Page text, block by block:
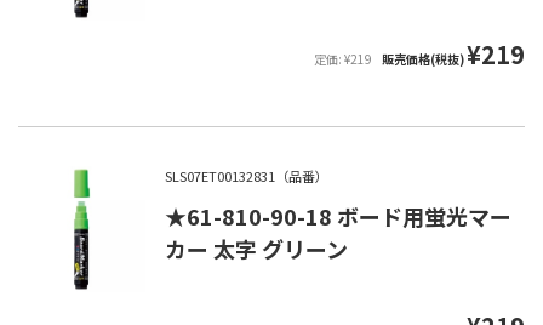
定価: ¥219 販売価格(税抜)¥219
SLS07ET00132831（品番）
★61-810-90-18 ボード用蛍光マー
カー 太字 グリーン